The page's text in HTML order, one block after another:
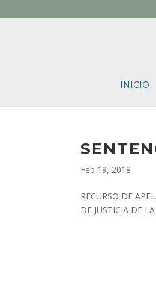
INICIO
Feb 19, 2018
RECURSO DE
DE JUSTICIA DE